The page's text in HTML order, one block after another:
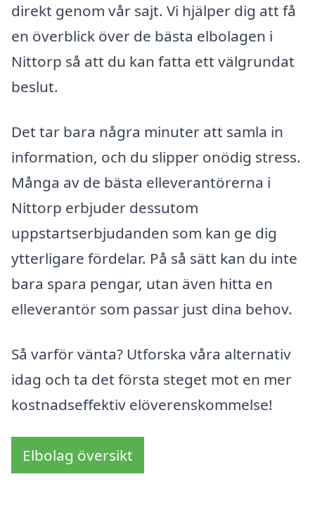
direkt genom vår sajt. Vi hjälper dig att få
en överblick över de bästa elbolagen i
Nittorp så att du kan fatta ett välgrundat
beslut.
Det tar bara några minuter att samla in
information, och du slipper onödig stress.
Många av de bästa elleverantörerna i
Nittorp erbjuder dessutom
uppstartserbjudanden som kan ge dig
ytterligare fördelar. På så sätt kan du inte
bara spara pengar, utan även hitta en
elleverantör som passar just dina behov.
Så varför vänta? Utforska våra alternativ
idag och ta det första steget mot en mer
kostnadseffektiv elöverenskommelse!
Elbolag översikt